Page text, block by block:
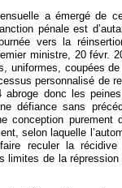
a émergé de
pénale est
vers la
ministre, 20 févr.
uniformes, coupées
personnalisé de
abroge donc les
défiance sans
conception purement
selon laquelle
reculer la récidive
limites de la